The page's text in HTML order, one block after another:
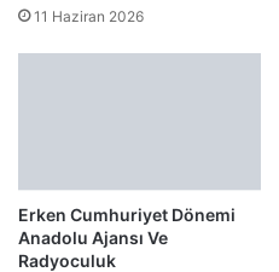
11 Haziran 2026
Erken Cumhuriyet Dönemi
Anadolu Ajansı Ve
Radyoculuk